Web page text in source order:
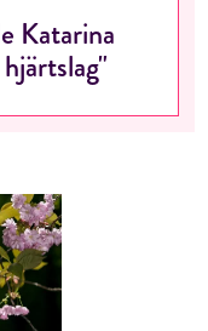
Katarina